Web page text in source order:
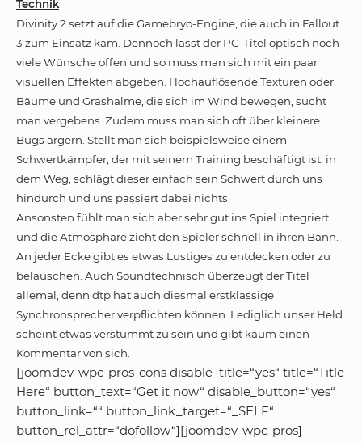
Technik
Divinity 2 setzt auf die Gamebryo-Engine, die auch in Fallout
3 zum Einsatz kam. Dennoch lässt der PC-Titel optisch noch
viele Wünsche offen und so muss man sich mit ein paar
visuellen Effekten abgeben. Hochauflösende Texturen oder
Bäume und Grashalme, die sich im Wind bewegen, sucht
man vergebens. Zudem muss man sich oft über kleinere
Bugs ärgern. Stellt man sich beispielsweise einem
Schwertkämpfer, der mit seinem Training beschäftigt ist, in
dem Weg, schlägt dieser einfach sein Schwert durch uns
hindurch und uns passiert dabei nichts.
Ansonsten fühlt man sich aber sehr gut ins Spiel integriert
und die Atmosphäre zieht den Spieler schnell in ihren Bann.
An jeder Ecke gibt es etwas Lustiges zu entdecken oder zu
belauschen. Auch Soundtechnisch überzeugt der Titel
allemal, denn dtp hat auch diesmal erstklassige
Synchronsprecher verpflichten können. Lediglich unser Held
scheint etwas verstummt zu sein und gibt kaum einen
Kommentar von sich.
[joomdev-wpc-pros-cons disable_title=“yes“ title=“Title
Here“ button_text=“Get it now“ disable_button=“yes“
button_link=““ button_link_target=“_SELF“
button_rel_attr=“dofollow“][joomdev-wpc-pros]